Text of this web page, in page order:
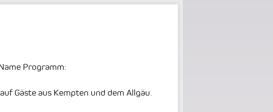
Programm:
Gäste aus Kempten und dem Allgäu.